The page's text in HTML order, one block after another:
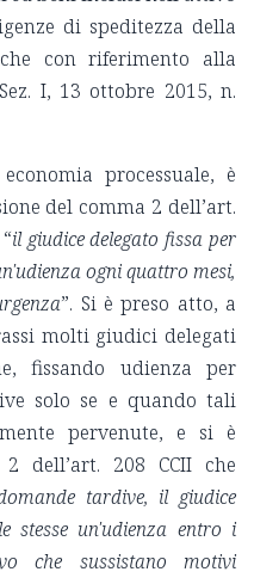
di speditezza della
con riferimento alla
I, 13 ottobre 2015, n.
processuale, è
del comma 2 dell’art.
il giudice delegato fissa per
ogni quattro mesi,
”. Si è preso atto, a
molti giudici delegati
fissando udienza per
solo se e quando tali
pervenute, e si è
dell’art. 208 CCII che
tardive, il giudice
stesse un'udienza entro i
che sussistano motivi